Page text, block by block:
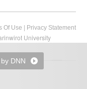
Of Use | Privacy Statement
University
DNN